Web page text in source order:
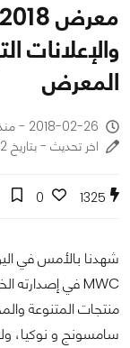
والإعلانات
المعرض
2018-02-26 - منذ 8 سنوات
اخر تحديث - بتاريخ 2022-02-08
1325
0
شهدنا بالأمس في
منتجات المتنوعة
سامسونج و نوكيا،